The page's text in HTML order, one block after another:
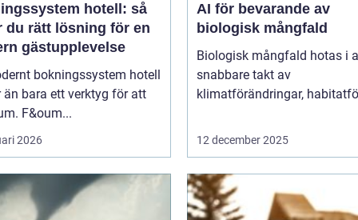
hotell: så
du rätt lösning för en
gästupplevelse
bokningssystem hotell
än bara ett verktyg för att
F&oum...
2026
AI för bevarande av
biologisk mångfald
Biologisk mångfald hotas i
snabbare takt av
klimatförändringar,
12 december 2025